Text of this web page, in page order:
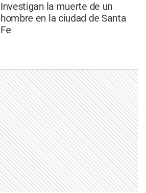
Investigan la muerte de un
hombre en la ciudad de Santa
Fe